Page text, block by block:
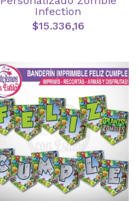
Infection
$15.336,16